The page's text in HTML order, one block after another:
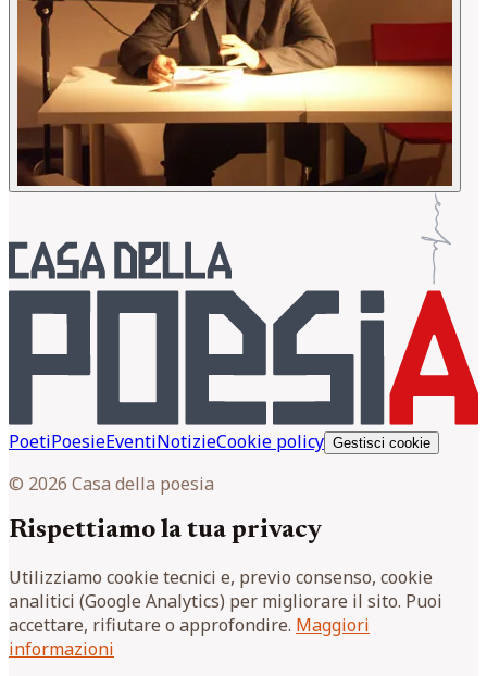
PoetiPoesieEventiNotizieCookie policy Gestisci cookie
© 2026 Casa della poesia
Rispettiamo la tua privacy
Utilizziamo cookie tecnici e, previo consenso, cookie
analitici (Google Analytics) per migliorare il sito. Puoi
accettare, rifiutare o approfondire. Maggiori
informazioni